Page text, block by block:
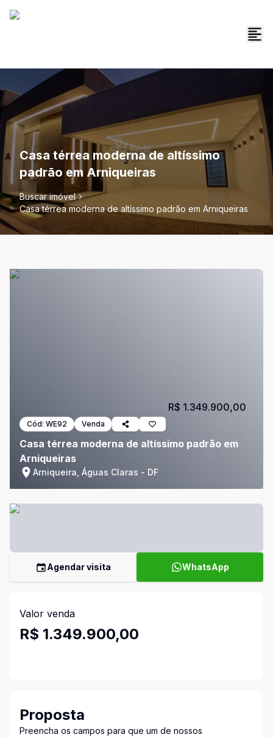
Casa térrea moderna de altíssimo
padrão em Arniqueiras
Buscar imóvel
Casa térrea moderna de altíssimo padrão em Arniqueiras
Cód: WE92 Venda
Casa térrea moderna de altíssimo padrão em
Arniqueiras
Arniqueira, Águas Claras - DF
R$ 1.349.900,00
Agendar visita WhatsApp
Valor venda
R$ 1.349.900,00
Proposta
Preencha os campos para que um de nossos